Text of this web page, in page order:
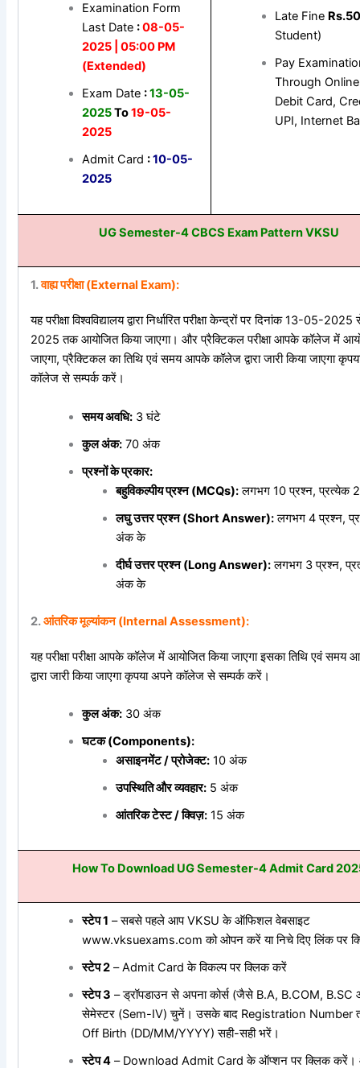
Examination Form
Last Date :08-05-
2025 | 05:00 PM
(Extended)
Exam Date :13-05-
2025To19-05-
2025
Admit Card :10-05-
2025
Late Fine
Student)
Pay
Through
Debit Card,
UPI, Internet
UG Semester-4 CBCS Exam Pattern VKSU
1.वाह्य परीक्षा (External Exam):
यह परीक्षा विश्वविद्यालय द्वारा निर्धारित परीक्षा केन्द्रों पर दिनांक 13-05-
2025 तक आयोजित किया जाएगा। और प्रैक्टिकल परीक्षा आपके कॉलेज में
जाएगा, प्रैक्टिकल का तिथि एवं समय आपके कॉलेज द्वारा जारी किया जाएगा
कॉलेज से सम्पर्क करें।
समय अवधि:3 घंटे
कुल अंक:70 अंक
प्रश्नों के प्रकार:
बहुविकल्पीय प्रश्न (MCQs):लगभग 10 प्रश्न, प्रत्येक
लघु उत्तर प्रश्न (Short Answer):लगभग 4 प्रश्न,
अंक के
दीर्घ उत्तर प्रश्न (Long Answer):लगभग 3 प्रश्न,
अंक के
2.आंतरिक मूल्यांकन (Internal Assessment):
यह परीक्षा परीक्षा आपके कॉलेज में आयोजित किया जाएगा इसका तिथि एवं
द्वारा जारी किया जाएगा कृपया अपने कॉलेज से सम्पर्क करें।
कुल अंक:30 अंक
घटक (Components):
असाइनमेंट / प्रोजेक्ट:10 अंक
उपस्थिति और व्यवहार:5 अंक
आंतरिक टेस्ट / क्विज़:15 अंक
How To Download UG Semester-4 Admit Card
स्टेप 1 – सबसे पहले आप VKSU के ऑफिशल वेबसाइट
www.vksuexams.com को ओपन करें या निचे दिए लिंक पर
स्टेप 2– Admit Card के विकल्प पर क्लिक करें
स्टेप 3 – ड्रॉपडाउन से अपना कोर्स (जैसे B.A, B.COM,
सेमेस्टर (Sem-IV) चुनें। उसके बाद Registration Number
Off Birth (DD/MM/YYYY) सही-सही भरें।
स्टेप 4– Download Admit Card के ऑप्शन पर क्लिक करें।